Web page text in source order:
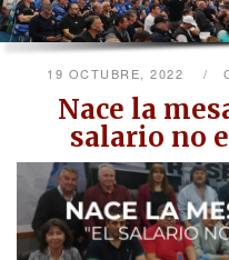
19 OCTUBRE, 2022
Nace la
salario no